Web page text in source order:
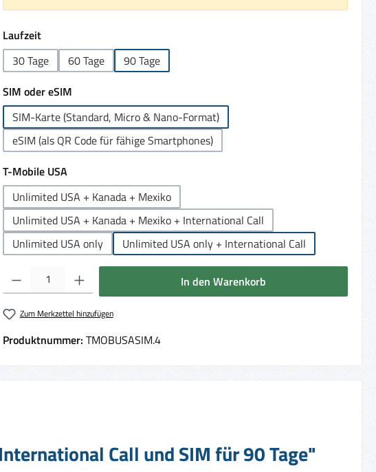
Laufzeitauswählen
30 Tage
60 Tage
90 Tage
SIM oder eSIMauswählen
SIM-Karte (Standard, Micro & Nano-Format)
eSIM (als QR Code für fähige Smartphones)
T-Mobile USAauswählen
Unlimited USA + Kanada + Mexiko
Unlimited USA + Kanada + Mexiko + International Call
Unlimited USA only
Unlimited USA only + International Call
Produkt Anzahl: Gib den gewünschten Wert ein oder benutze die Schaltflächen um die
In den Warenkorb
Zum Merkzettel hinzufügen
Produktnummer: TMOBUSASIM.4
Call und SIM für 90 Tage"